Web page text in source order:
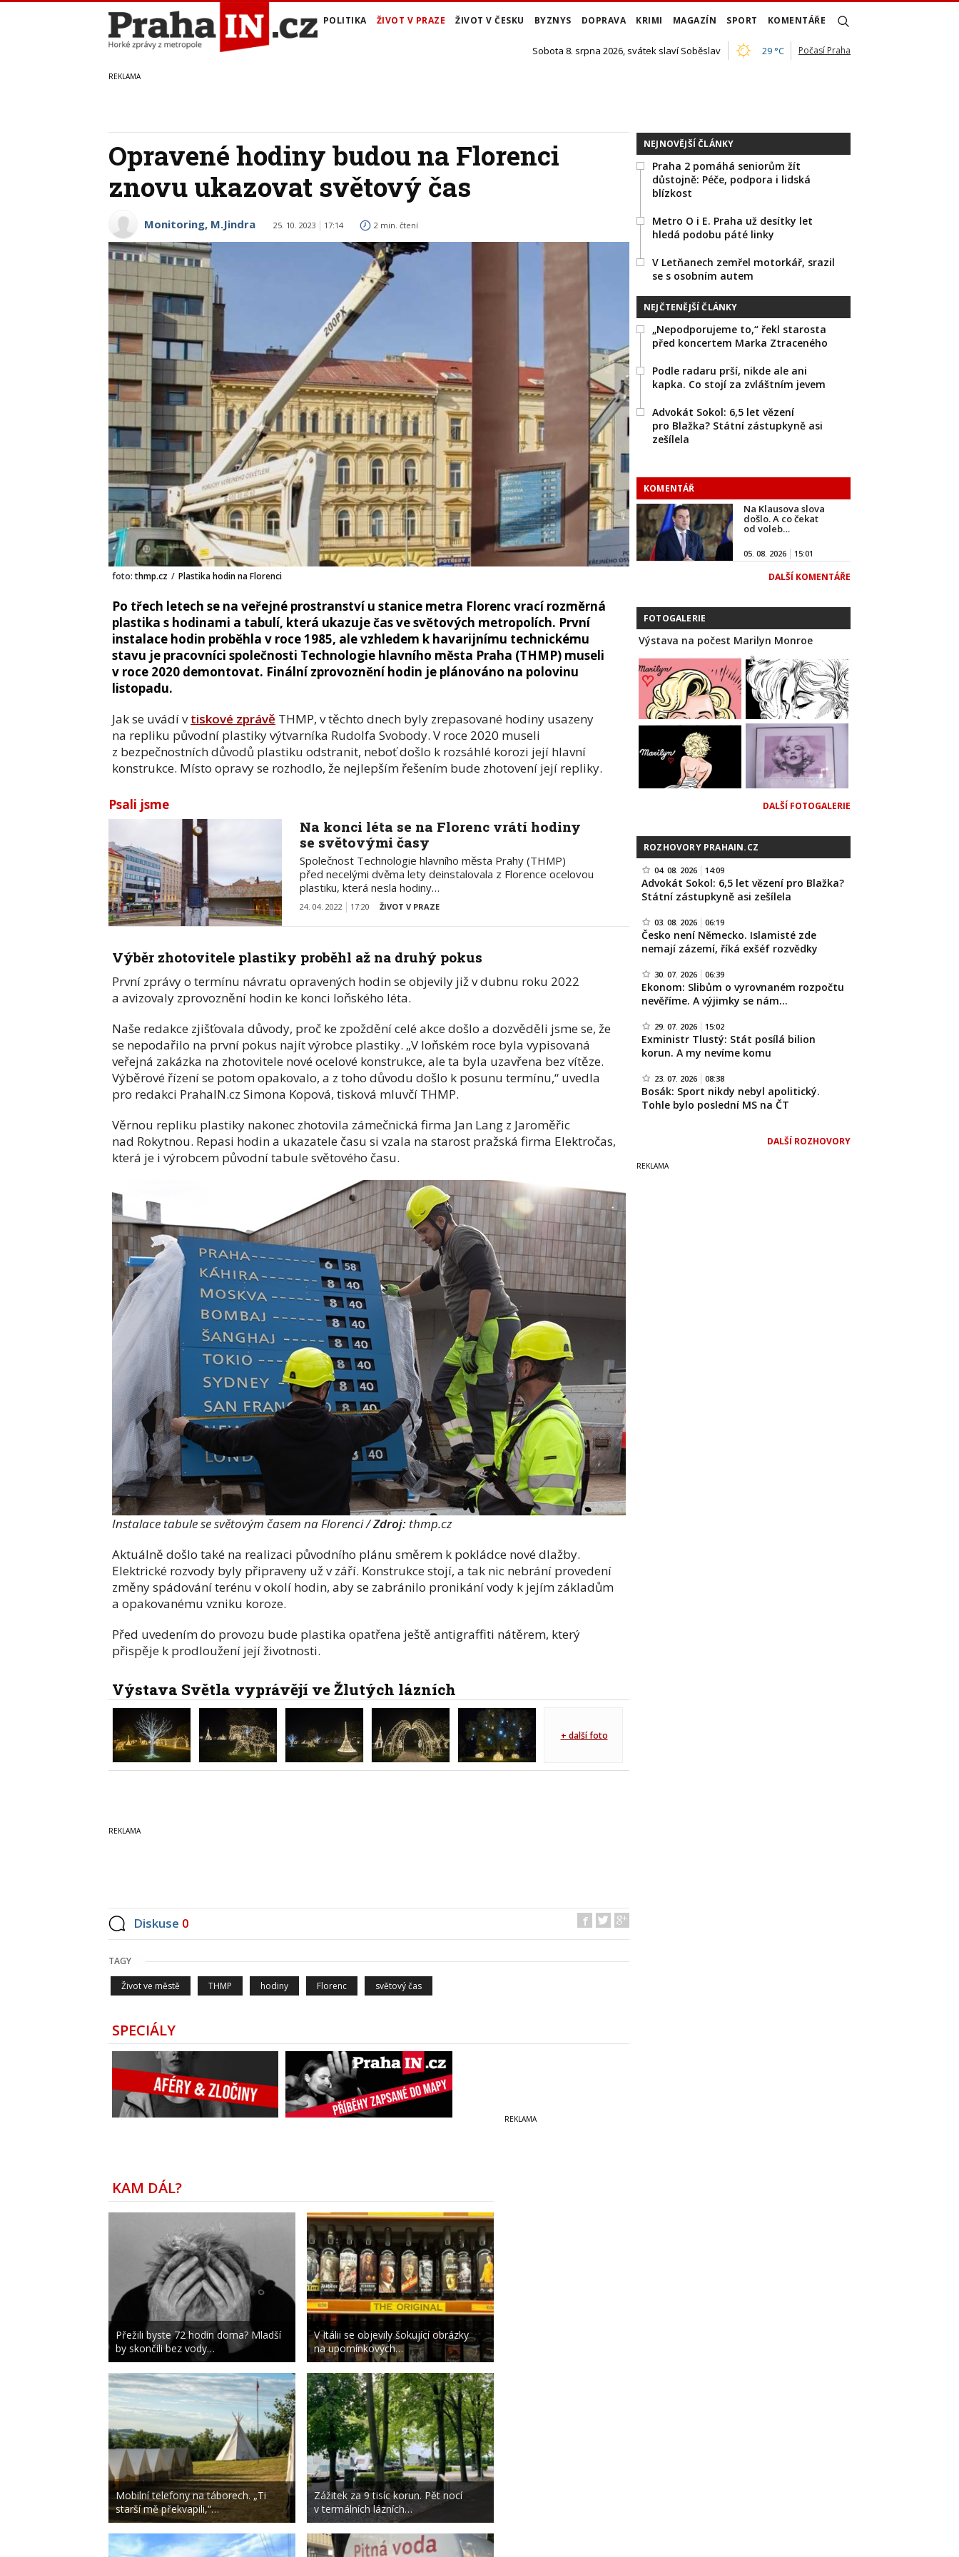
POLITIKA ŽIVOT V PRAZE ŽIVOT V ČESKU BYZNYS DOPRAVA KRIMI MAGAZÍN SPORT KOMENTÁŘE
Sobota 8. srpna 2026, svátek slaví Soběslav 29 °C Počasí Praha
Opravené hodiny budou na Florenci
znovu ukazovat světový čas
Monitoring, M.Jindra 25. 10. 2023 17:14 2 min. čtení
foto:thmp.cz / Plastika hodin na Florenci
Po třech letech se na veřejné prostranství u stanice metra Florenc vrací rozměrná
plastika s hodinami a tabulí, která ukazuje čas ve světových metropolích. První
instalace hodin proběhla v roce 1985, ale vzhledem k havarijnímu technickému
stavu je pracovníci společnosti Technologie hlavního města Praha (THMP) museli
v roce 2020 demontovat. Finální zprovoznění hodin je plánováno na polovinu
listopadu.
Jak se uvádí vtiskové zprávě THMP, v těchto dnech byly zrepasované hodiny usazeny
na repliku původní plastiky výtvarníka Rudolfa Svobody. V roce 2020 museli
z bezpečnostních důvodů plastiku odstranit, neboť došlo k rozsáhlé korozi její hlavní
konstrukce. Místo opravy se rozhodlo, že nejlepším řešením bude zhotovení její repliky.
Psali jsme
Na konci léta se na Florenc vrátí hodiny
se světovými časy
Společnost Technologie hlavního města Prahy (THMP)
před necelými dvěma lety deinstalovala z Florence ocelovou
plastiku, která nesla hodiny…
24. 04. 2022 17:20 ŽIVOT V PRAZE
Výběr zhotovitele plastiky proběhl až na druhý pokus
První zprávy o termínu návratu opravených hodin se objevily již v dubnu roku 2022
a avizovaly zprovoznění hodin ke konci loňského léta.
Naše redakce zjišťovala důvody, proč ke zpoždění celé akce došlo a dozvěděli jsme se, že
se nepodařilo na první pokus najít výrobce plastiky. „V loňském roce byla vypisovaná
veřejná zakázka na zhotovitele nové ocelové konstrukce, ale ta byla uzavřena bez vítěze.
Výběrové řízení se potom opakovalo, a z toho důvodu došlo k posunu termínu,“ uvedla
pro redakci PrahaIN.cz Simona Kopová, tisková mluvčí THMP.
Věrnou repliku plastiky nakonec zhotovila zámečnická firma Jan Lang z Jaroměřic
nad Rokytnou. Repasi hodin a ukazatele času si vzala na starost pražská firma Elektročas,
která je i výrobcem původní tabule světového času.
Instalace tabule se světovým časem na Florenci /Zdroj: thmp.cz
Aktuálně došlo také na realizaci původního plánu směrem k pokládce nové dlažby.
Elektrické rozvody byly připraveny už v září. Konstrukce stojí, a tak nic nebrání provedení
změny spádování terénu v okolí hodin, aby se zabránilo pronikání vody k jejím základům
a opakovanému vzniku koroze.
Před uvedením do provozu bude plastika opatřena ještě antigraffiti nátěrem, který
přispěje k prodloužení její životnosti.
Výstava Světla vyprávějí ve Žlutých lázních
+ další foto
Diskuse 0
TAGY
Život ve městě THMP hodiny Florenc světový čas
SPECIÁLY
NEJNOVĚJŠÍ ČLÁNKY
Praha 2 pomáhá seniorům žít
důstojně: Péče, podpora i lidská
blízkost
Metro O i E. Praha už desítky let
hledá podobu páté linky
V Letňanech zemřel motorkář, srazil
se s osobním autem
NEJČTENĚJŠÍ ČLÁNKY
„Nepodporujeme to,“ řekl starosta
před koncertem Marka Ztraceného
Podle radaru prší, nikde ale ani
kapka. Co stojí za zvláštním jevem
Advokát Sokol: 6,5 let vězení
pro Blažka? Státní zástupkyně asi
zešílela
KOMENTÁŘ
Na Klausova slova
došlo. A co čekat
od voleb…
05. 08. 2026 15:01
DALŠÍ KOMENTÁŘE
FOTOGALERIE
Výstava na počest Marilyn Monroe
DALŠÍ FOTOGALERIE
ROZHOVORY PRAHAIN.CZ
04. 08. 2026 14:09
Advokát Sokol: 6,5 let vězení pro Blažka?
Státní zástupkyně asi zešílela
03. 08. 2026 06:19
Česko není Německo. Islamisté zde
nemají zázemí, říká exšéf rozvědky
30. 07. 2026 06:39
Ekonom: Slibům o vyrovnaném rozpočtu
nevěříme. A výjimky se nám…
29. 07. 2026 15:02
Exministr Tlustý: Stát posílá bilion
korun. A my nevíme komu
23. 07. 2026 08:38
Bosák: Sport nikdy nebyl apolitický.
Tohle bylo poslední MS na ČT
DALŠÍ ROZHOVORY
KAM DÁL?
Přežili byste 72 hodin doma? Mladší
by skončili bez vody…
Mobilní telefony na táborech. „Ti
starší mě překvapili,“…
V Itálii se objevily šokující obrázky
na upomínkových…
Zážitek za 9 tisíc korun. Pět nocí
v termálních lázních…